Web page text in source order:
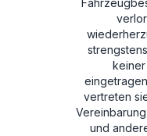
vertreten
und